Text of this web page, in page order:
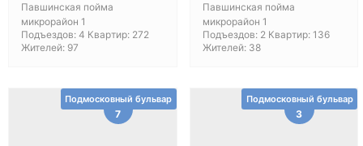
Павшинская пойма
микрорайон 1
Подъездов: 4 Квартир: 272
Жителей: 97
Павшинская пойма
микрорайон 1
Подъездов: 2 Квартир: 136
Жителей: 38
Подмосковный бульвар
7
Подмосковный бульвар
3